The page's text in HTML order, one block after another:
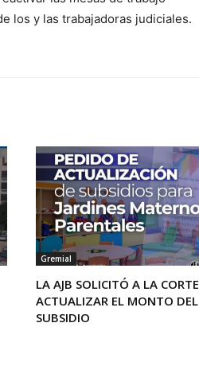
los y las trabajadoras judiciales.
Gremial
LA AJB SOLICITÓ A LA CORTE
ACTUALIZAR EL MONTO DEL
SUBSIDIO